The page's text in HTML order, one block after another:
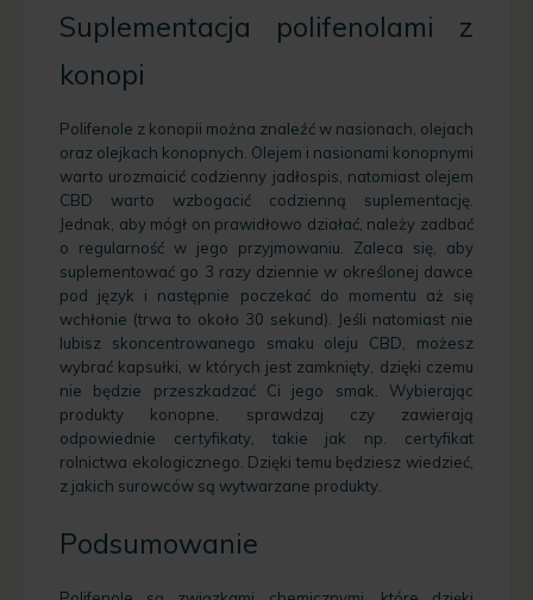
Suplementacja polifenolami z
konopi
Polifenole z konopii można znaleźć w nasionach, olejach
oraz olejkach konopnych. Olejem i nasionami konopnymi
warto urozmaicić codzienny jadłospis, natomiast olejem
CBD warto wzbogacić codzienną suplementację.
Jednak, aby mógł on prawidłowo działać, należy zadbać
o regularność w jego przyjmowaniu. Zaleca się, aby
suplementować go 3 razy dziennie w określonej dawce
pod język i następnie poczekać do momentu aż się
wchłonie (trwa to około 30 sekund). Jeśli natomiast nie
lubisz skoncentrowanego smaku oleju CBD, możesz
wybrać kapsułki, w których jest zamknięty, dzięki czemu
nie będzie przeszkadzać Ci jego smak. Wybierając
produkty konopne, sprawdzaj czy zawierają
odpowiednie certyfikaty, takie jak np. certyfikat
rolnictwa ekologicznego. Dzięki temu będziesz wiedzieć,
z jakich surowców są wytwarzane produkty.
Podsumowanie